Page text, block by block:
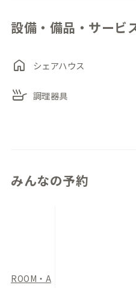
メタリックな質感の厨房・
す。
個別の洗面台付きの個室に
シャワーとトイレは共用
店舗が併設されているので
ーションにも取り組んでい
設備・備品・サービ
home シェアハウス
skillet 調理器具
みんなの予約
ROOM・A